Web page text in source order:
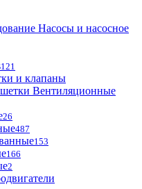
Насосы и насосное
121
и клапаны
Вентиляционные
26
487
153
166
2